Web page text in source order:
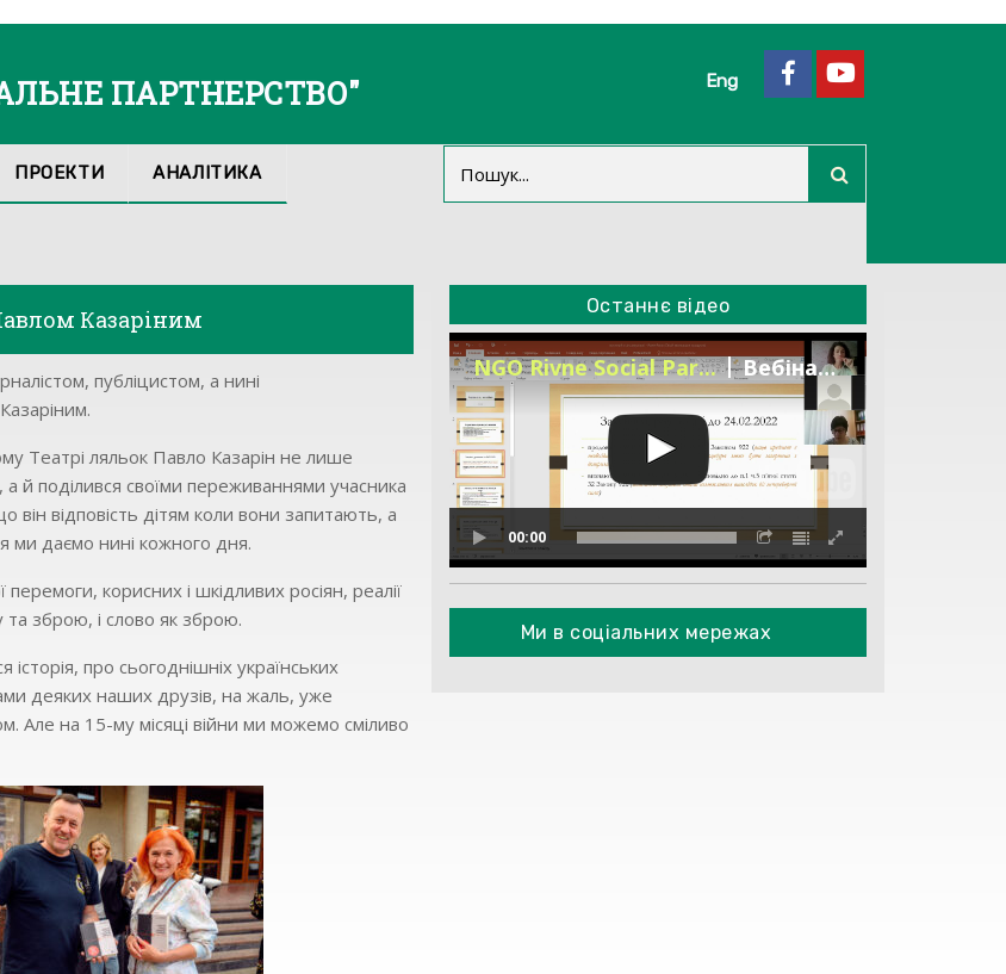
ПАРТНЕРСТВО" Eng
ПРОЕКТИ АНАЛІТИКА
Казаріним
публіцистом, а нині
Театрі ляльок Павло Казарін не лише
й поділився своїми переживаннями учасника
він відповість дітям коли вони запитають, а
ми даємо нині кожного дня.
корисних і шкідливих росіян, реалії
зброю, і слово як зброю.
про сьогоднішніх українських
деяких наших друзів, на жаль, уже
Але на 15-му місяці війни ми можемо сміливо
Останнє відео
00:00
NGO Rivne Social Par... Вебінар "Тендери під час війни" 18.03.22
Ми в соціальних мережах